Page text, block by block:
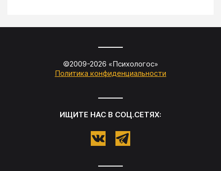
©2009-2026 «Психологос»
Политика конфиденциальности
ИЩИТЕ НАС В СОЦ.СЕТЯХ: